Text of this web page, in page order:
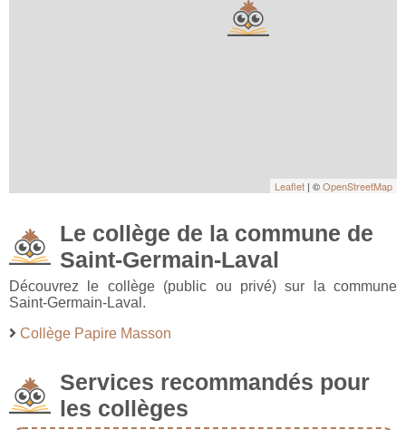
Leaflet | ©OpenStreetMap
Le collège de la commune de
Saint-Germain-Laval
Découvrez le collège (public ou privé) sur la commune
Saint-Germain-Laval.
Collège Papire Masson
Services recommandés pour
les collèges